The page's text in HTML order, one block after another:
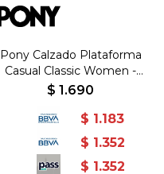
Pony Calzado Plataforma
Casual Classic Women -
White - Blanco
$ 1.690
$ 1.183
$ 1.352
$ 1.352